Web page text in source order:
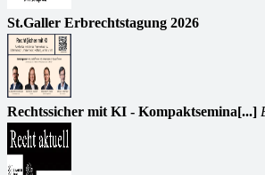
St.Galler Erbrechtstagung 2026
Rechtssicher mit KI - Kompaktsemina[...]